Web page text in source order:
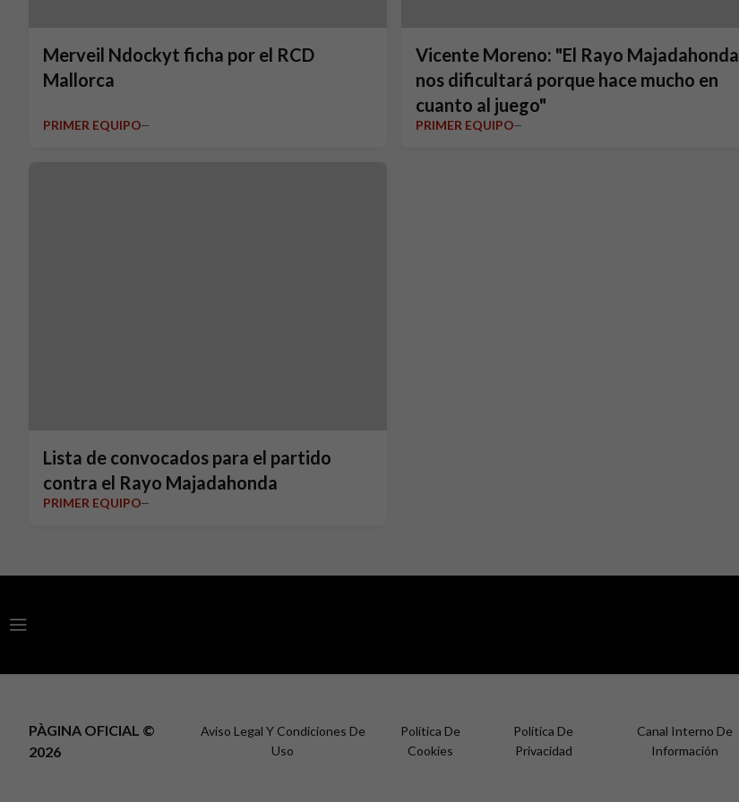
Merveil Ndockyt ficha por el RCD
Mallorca
PRIMER EQUIPO
Vicente Moreno: "El Rayo Majadahonda
nos dificultará porque hace mucho en
cuanto al juego"
PRIMER EQUIPO
Lista de convocados para el partido
contra el Rayo Majadahonda
PRIMER EQUIPO
Aviso Legal Y Condiciones De
Uso
Política De
Cookies
Política De
Privacidad
Canal Interno De
Información
PÀGINA OFICIAL ©
2026